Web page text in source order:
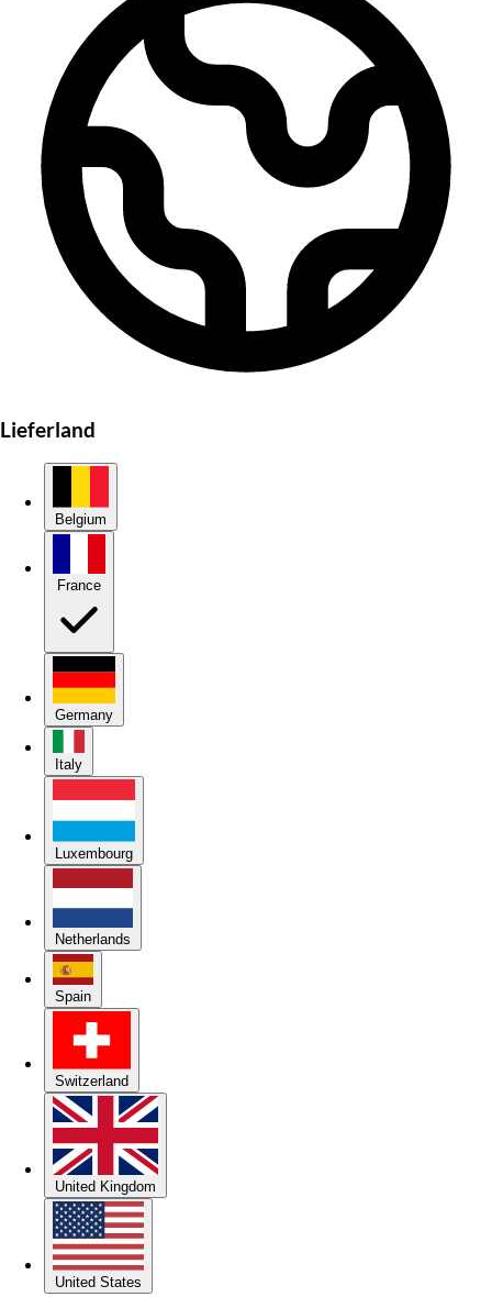
Lieferland
Belgium
Germany
Italy
Luxembourg
Netherlands
Spain
Switzerland
United Kingdom
United States